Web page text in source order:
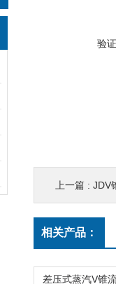
验
上一篇 : JDV
相关产品：